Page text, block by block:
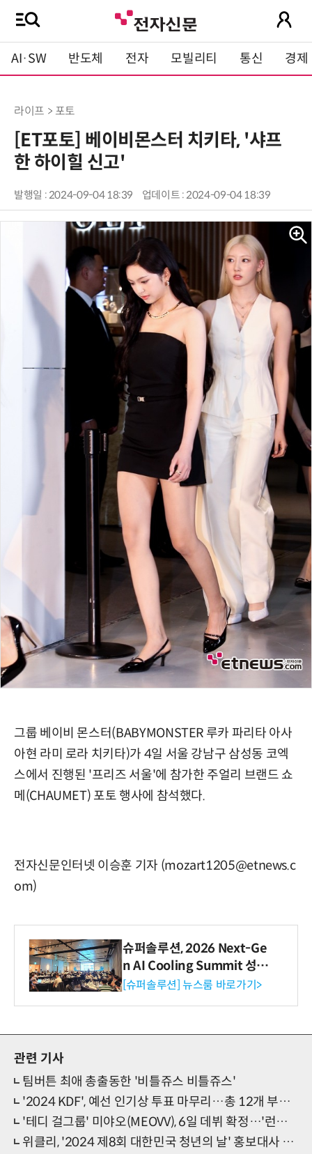
AI·SW 반도체 전자 모빌리티 통신 경제
라이프 > 포토
[ET포토] 베이비몬스터 치키타, '샤프
한 하이힐 신고'
발행일 : 2024-09-04 18:39 업데이트 : 2024-09-04 18:39
그룹 베이비 몬스터(BABYMONSTER 루카 파리타 아사
아현 라미 로라 치키타)가 4일 서울 강남구 삼성동 코엑
스에서 진행된 '프리즈 서울'에 참가한 주얼리 브랜드 쇼
메(CHAUMET) 포토 행사에 참석했다.
전자신문인터넷 이승훈 기자 (mozart1205@etnews.c
om)
슈퍼솔루션, 2026 Next-Ge
n AI Cooling Summit 성황
리 성료
[슈퍼솔루션] 뉴스룸 바로가기>
관련 기사
팀버튼 최애 총출동한 '비틀쥬스 비틀쥬스'
'2024 KDF', 예선 인기상 투표 마무리…총 12개 부문 본선 투표 진행
'테디 걸그룹' 미야오(MEOVV), 6일 데뷔 확정…'런웨이 풍' 단체 트레일러 공개
위클리, '2024 제8회 대한민국 청년의 날' 홍보대사 위촉